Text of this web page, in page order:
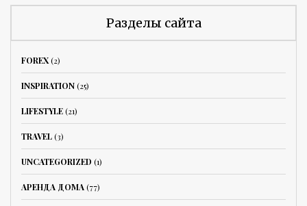
Разделы сайта
FOREX(2)
INSPIRATION(25)
LIFESTYLE(21)
TRAVEL(3)
UNCATEGORIZED (1)
АРЕНДА ДОМА(77)